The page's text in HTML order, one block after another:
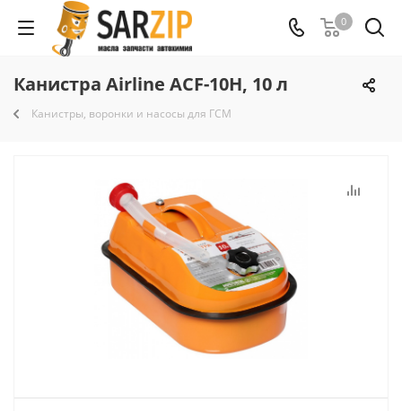
0
Канистра Airline ACF-10H, 10 л
Канистры, воронки и насосы для ГСМ